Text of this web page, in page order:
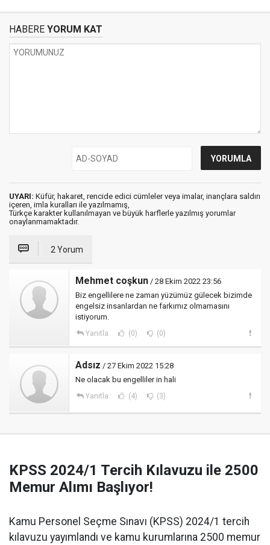
HABERE YORUM KAT
UYARI: Küfür, hakaret, rencide edici cümleler veya imalar, inançlara saldırı
içeren, imla kuralları ile yazılmamış,
Türkçe karakter kullanılmayan ve büyük harflerle yazılmış yorumlar
onaylanmamaktadır.
2 Yorum
Mehmet coşkun / 28 Ekim 2022 23:56
Biz engellilere ne zaman yüzümüz gülecek bizimde
engelsiz insanlardan ne farkımız olmamasını
istiyorum.
Yanıtla (0) (0)
Adsız / 27 Ekim 2022 15:28
Ne olacak bu engelliler in hali
Yanıtla (4) (3)
KPSS 2024/1 Tercih Kılavuzu ile 2500
Memur Alımı Başlıyor!
Kamu Personel Seçme Sınavı (KPSS) 2024/1 tercih
kılavuzu yayımlandı ve kamu kurumlarına 2500 memur